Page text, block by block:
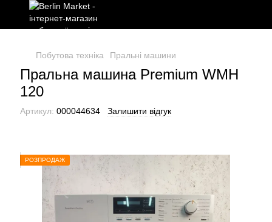
Побутова техніка Пральні машини
Пральна машина Premium WMH
120
Артикул: 000044634 Залишити відгук
РОЗПРОДАЖ